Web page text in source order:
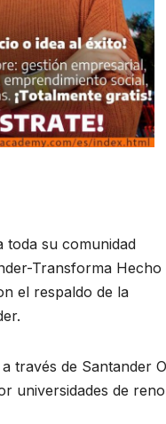
toda su comunidad
Transforma Hecho
el respaldo de la
través de Santander
universidades de